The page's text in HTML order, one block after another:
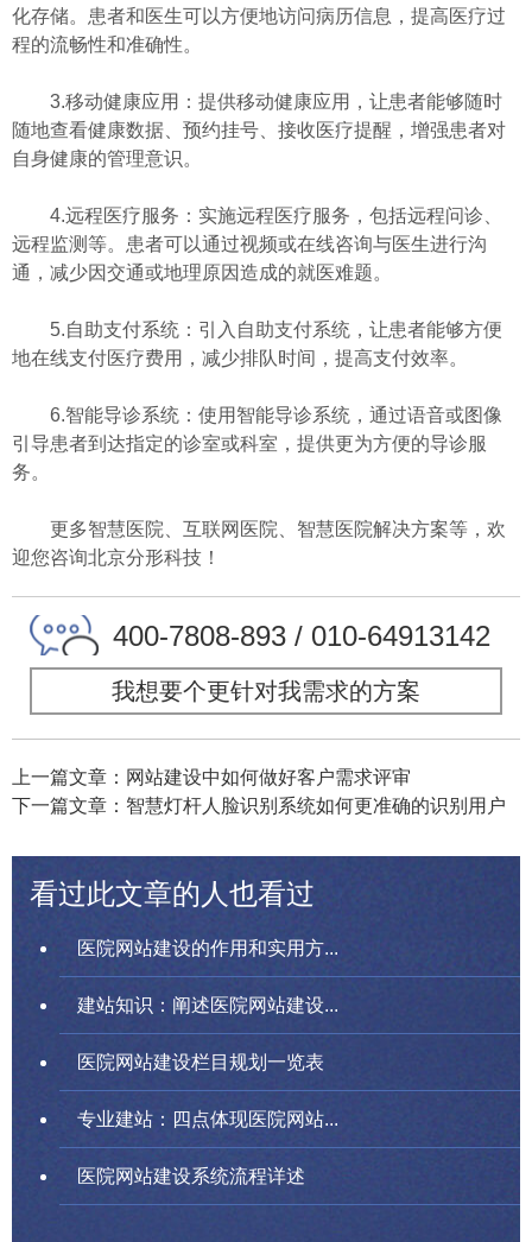
化存储。患者和医生可以方便地访问病历信息，提高医疗过
程的流畅性和准确性。
3.移动健康应用：提供移动健康应用，让患者能够随时
随地查看健康数据、预约挂号、接收医疗提醒，增强患者对
自身健康的管理意识。
4.远程医疗服务：实施远程医疗服务，包括远程问诊、
远程监测等。患者可以通过视频或在线咨询与医生进行沟
通，减少因交通或地理原因造成的就医难题。
5.自助支付系统：引入自助支付系统，让患者能够方便
地在线支付医疗费用，减少排队时间，提高支付效率。
6.智能导诊系统：使用智能导诊系统，通过语音或图像
引导患者到达指定的诊室或科室，提供更为方便的导诊服
务。
更多智慧医院、互联网医院、智慧医院解决方案等，欢
迎您咨询北京分形科技！
400-7808-893 / 010-64913142
我想要个更针对我需求的方案
上一篇文章：网站建设中如何做好客户需求评审
下一篇文章：智慧灯杆人脸识别系统如何更准确的识别用户
看过此文章的人也看过
医院网站建设的作用和实用方...
建站知识：阐述医院网站建设...
医院网站建设栏目规划一览表
专业建站：四点体现医院网站...
医院网站建设系统流程详述